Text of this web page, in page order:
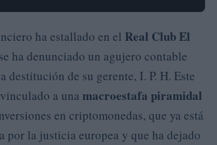
ha estallado en el Real Club El
ha denunciado un agujero contable
destitución de su gerente, I. P. H. Este
a una macroestafa piramidal
en criptomonedas, que ya está
por la justicia europea y que ha dejado